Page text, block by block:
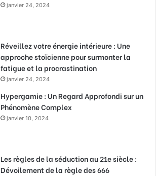
janvier 24, 2024
Réveillez votre énergie intérieure : Une
approche stoïcienne pour surmonter la
fatigue et la procrastination
janvier 24, 2024
Hypergamie : Un Regard Approfondi sur un
Phénomène Complex
janvier 10, 2024
Les règles de la séduction au 21e siècle :
Dévoilement de la règle des 666